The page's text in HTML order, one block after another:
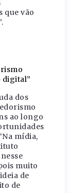
que vão
digital”
dos
ao longo
mídia,
muito
de
de